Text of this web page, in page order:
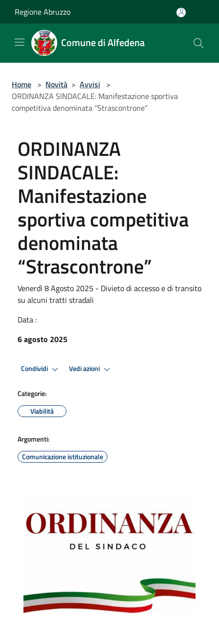
Regione Abruzzo
Comune di Alfedena
Home > Novità > Avvisi >
ORDINANZA SINDACALE: Manifestazione sportiva
competitiva denominata “Strascontrone”
ORDINANZA
SINDACALE:
Manifestazione
sportiva competitiva
denominata
“Strascontrone”
Venerdì 8 Agosto 2025 - Divieto di accesso e di transito
su alcuni tratti stradali
Data :
6 agosto 2025
Condividi Vedi azioni
Categorie:
Viabilità
Argomenti:
Comunicazione istituzionale